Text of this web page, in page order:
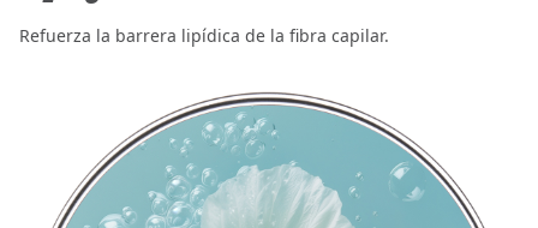
Refuerza la barrera lipídica de la fibra capilar.